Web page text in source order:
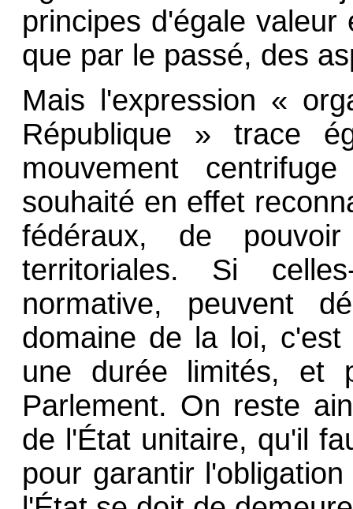
principes d'égale
que par le passé, des
Mais l'expression «
République » trace
mouvement
souhaité en effet
fédéraux, de
territoriales. Si
normative, peuvent
domaine de la loi,
une durée limités, et
Parlement. On reste
de l'État unitaire, qu'il
pour garantir